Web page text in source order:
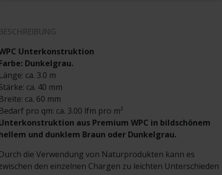
Unterkonstruktion
Dunkelgrau.
ca. 3.0 m
ca. 40 mm
ca. 60 mm
pro qm: ca. 3.00 lfm pro m²
aus Premium WPC in bildschönem
und dunklem Braun oder Dunkelgrau.
die Verwendung von Naturprodukten kann es
den einzelnen Chargen zu leichten Unterschieden